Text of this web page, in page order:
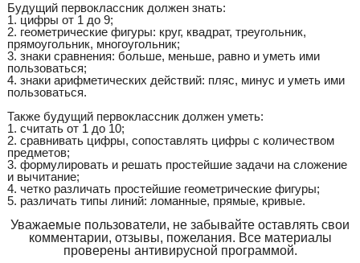
Будущий первоклассник должен знать:
1. цифры от 1 до 9;
2. геометрические фигуры: круг, квадрат, треугольник,
прямоугольник, многоугольник;
3. знаки сравнения: больше, меньше, равно и уметь ими
пользоваться;
4. знаки арифметических действий: пляс, минус и уметь ими
пользоваться.
Также будущий первоклассник должен уметь:
1. считать от 1 до 10;
2. сравнивать цифры, сопоставлять цифры с количеством
предметов;
3. формулировать и решать простейшие задачи на сложение
и вычитание;
4. четко различать простейшие геометрические фигуры;
5. различать типы линий: ломанные, прямые, кривые.
Уважаемые пользователи, не забывайте оставлять свои
комментарии, отзывы, пожелания. Все материалы
проверены антивирусной программой.